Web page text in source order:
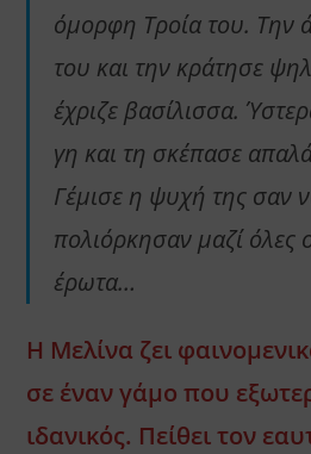
όμορφη Τροία του. Την
του και την κράτησε
έχριζε βασίλισσα.
γη και τη σκέπασε
Γέμισε η ψυχή της σαν
πολιόρκησαν μαζί όλες
έρωτα…
Η Μελίνα ζει
σε έναν γάμο που
ιδανικός. Πείθει τον